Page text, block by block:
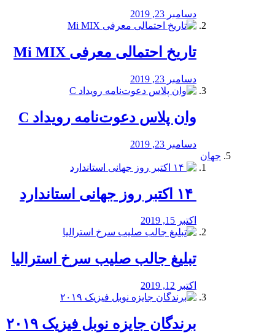
دسامبر 23, 2019
تاریخ احتمالی معرفی Mi MIX
دسامبر 23, 2019
وان پلاس دعوت‌نامه رویداد C
دسامبر 23, 2019
جهان
اکتبر 15, 2019
تبلیغ جالب صلیب سرخ استرالیا
اکتبر 12, 2019
برندگان جایزه نوبل فیزیک ۲۰۱۹